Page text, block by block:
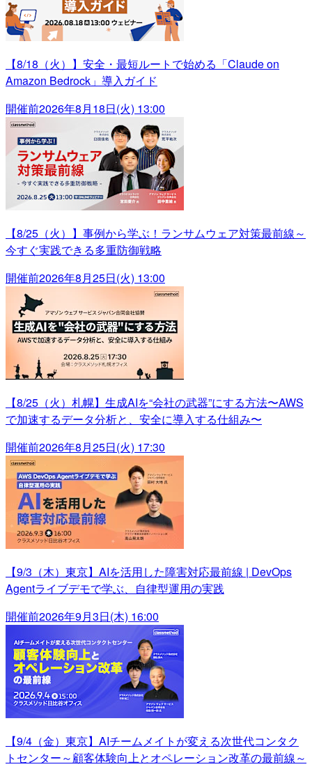
【8/18（火）】安全・最短ルートで始める「Claude on
Amazon Bedrock」導入ガイド
開催前2026年8月18日(火) 13:00
【8/25（火）】事例から学ぶ！ランサムウェア対策最前線～
今すぐ実践できる多重防御戦略
開催前2026年8月25日(火) 13:00
【8/25（火）札幌】生成AIを“会社の武器”にする方法〜AWS
で加速するデータ分析と、安全に導入する仕組み〜
開催前2026年8月25日(火) 17:30
【9/3（木）東京】AIを活用した障害対応最前線 | DevOps
Agentライブデモで学ぶ、自律型運用の実践
開催前2026年9月3日(木) 16:00
【9/4（金）東京】AIチームメイトが変える次世代コンタク
トセンター～顧客体験向上とオペレーション改革の最前線～